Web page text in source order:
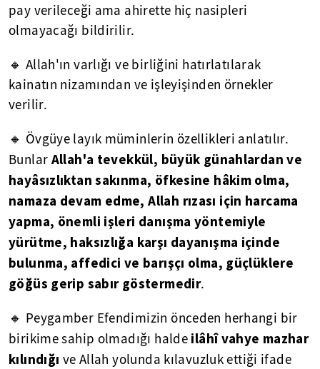
pay verileceği ama ahirette hiç nasipleri
olmayacağı bildirilir.
🔸 Allah'ın varlığı ve birliğini hatırlatılarak
kainatın nizamından ve işleyişinden örnekler
verilir.
🔸 Övgüye layık müminlerin özellikleri anlatılır.
Bunlar Allah'a tevekkül, büyük günahlardan ve
hayâsızlıktan sakınma, öfkesine hâkim olma,
namaza devam edme, Allah rızası için harcama
yapma, önemli işleri danışma yöntemiyle
yürütme, haksızlığa karşı dayanışma içinde
bulunma, affedici ve barışçı olma, güçlüklere
göğüs gerip sabır göstermedir.
🔸 Peygamber Efendimizin önceden herhangi bir
birikime sahip olmadığı halde ilâhî vahye mazhar
kılındığı ve Allah yolunda kılavuzluk ettiği ifade